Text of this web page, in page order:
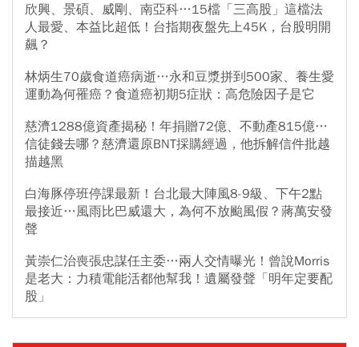
欣興、景碩、威剛、南亞科…15檔「三高股」這檔法
人最愛、本益比超低！台指期夜盤先上45K，台股明開
飆？
林炳生70歲食道癌病逝…永和豆漿拼到500家、養生愛
運動為何罹癌？食道癌初期5症狀：高危險因子是它
慈濟1288億資產揭秘！年捐贈72億、不動產815億…
信徒錢去哪？慈濟還原BNT採購經過，他拆解信件批越
描越黑
白海豚停班停課最新！台北最大陣風8-9級、下午2點
最接近…風雨比巴威還大，為何不放颱風假？蔣萬安發
聲
黃崇仁治喪張忠謀任主委…兩人交情曝光！曾說Morris
是老大：力積電能活都他幫我！遺屬發聲「明年定要配
股」